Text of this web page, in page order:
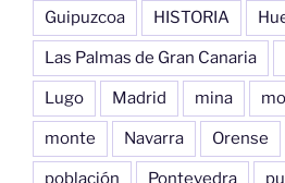
Guipuzcoa HISTORIA
Las Palmas de Gran Canaria
Lugo Madrid mina
monte Navarra Orense
población Pontevedra